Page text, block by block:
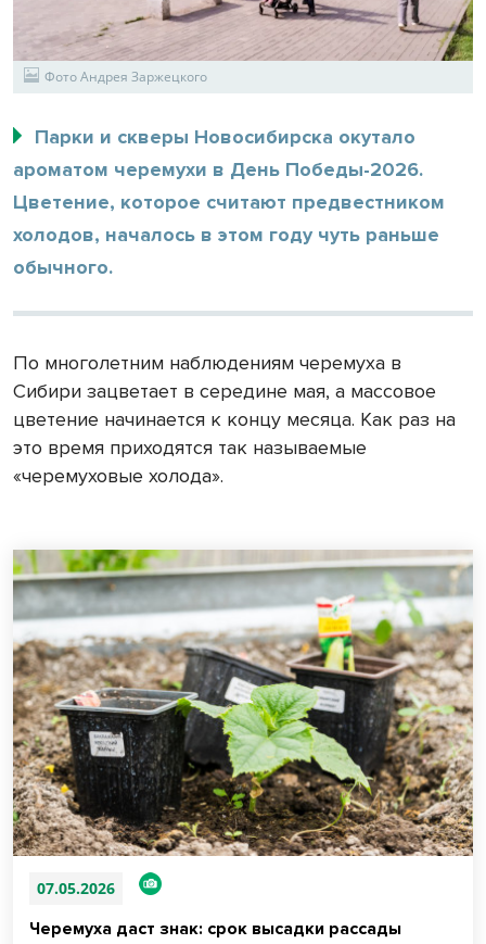
Фото Андрея Заржецкого
Парки и скверы Новосибирска окутало
ароматом черемухи в День Победы-2026.
Цветение, которое считают предвестником
холодов, началось в этом году чуть раньше
обычного.
По многолетним наблюдениям черемуха в
Сибири зацветает в середине мая, а массовое
цветение начинается к концу месяца. Как раз на
это время приходятся так называемые
«черемуховые холода».
07.05.2026
Черемуха даст знак: срок высадки рассады